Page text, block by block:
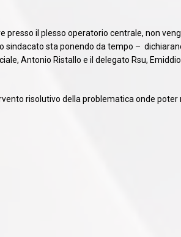
presso il plesso operatorio centrale, non
sindacato sta ponendo da tempo –
Antonio Ristallo e il delegato Rsu,
risolutivo della problematica onde poter